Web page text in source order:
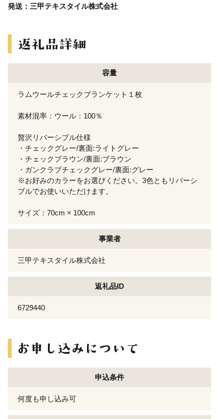
発送：三甲テキスタイル株式会社
容量
ラムウールチェックブランケット１枚
素材混率：ウール：100％
贅沢リバーシブル仕様
・チェックグレー/裏面:ライトグレー
・チェックブラウン/裏面:ブラウン
・ガンクラブチェックグレー/裏面:グレー
※お好みのカラーをお選びください。3色ともリバーシ
ブルでお使いいただけます。
サイズ：70cm × 100cm
事業者
三甲テキスタイル株式会社
返礼品ID
6729440
申込条件
何度も申し込み可